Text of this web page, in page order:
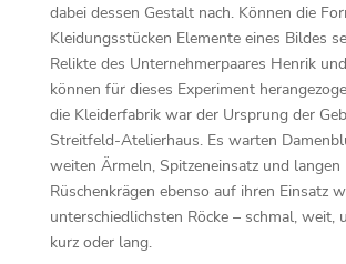
dabei dessen Gestalt nach. Können die
Kleidungsstücken Elemente eines Bildes
Relikte des Unternehmerpaares Henrik
können für dieses Experiment
die Kleiderfabrik war der Ursprung der
Streitfeld-Atelierhaus. Es warten
weiten Ärmeln, Spitzeneinsatz und langen
Rüschenkrägen ebenso auf ihren Einsatz
unterschiedlichsten Röcke – schmal, weit,
kurz oder lang.